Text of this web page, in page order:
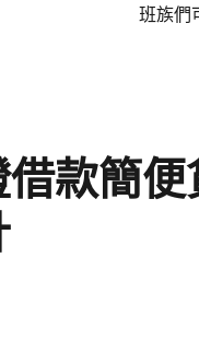
班族們
款簡